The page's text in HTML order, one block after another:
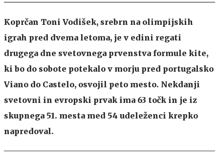
Koprčan Toni Vodišek, srebrn na olimpijskih
igrah pred dvema letoma, je v edini regati
drugega dne svetovnega prvenstva formule kite,
ki bo do sobote potekalo v morju pred portugalsko
Viano do Castelo, osvojil peto mesto. Nekdanji
svetovni in evropski prvak ima 63 točk in je iz
skupnega 51. mesta med 54 udeleženci krepko
napredoval.